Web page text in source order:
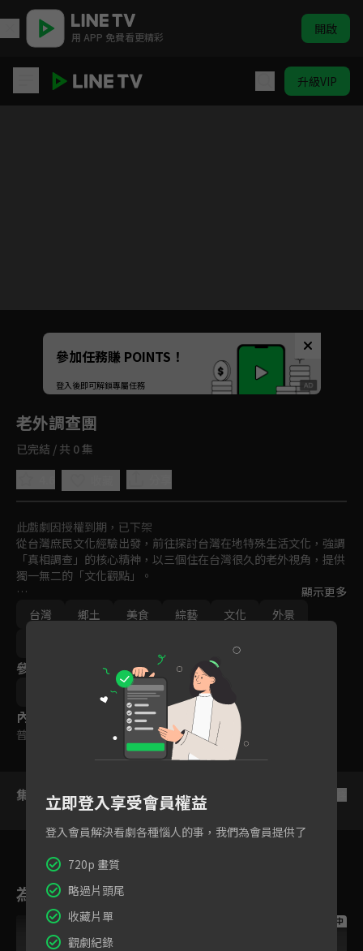
用 APP 免費看更精彩 開啟
升級VIP
Unmute
如有不便請見諒
參加任務賺 POINTS！
登入後即可解鎖專屬任務
老外調查團
已完結 / 共 0 集
此戲劇因授權到期，已下架
從台灣庶民文化經驗出發，前往探討台灣在地特殊生活文化，強調
「真相調查」的核心精神，以三個住在台灣很久的老外視角，提供
獨一無二的「文化觀點」。
每集節目開始，夢多一行人會發起探討議題進行調查，再前往現場
訪查與實際體驗，並從各國觀點詢問在地民眾、店家、專家或受訪
同時也分享自身相關的國外經驗，讓觀眾可以用更多元的方式認識
台灣在地特別的文化角落。
顯示更多
台灣
鄉土 美食 綜藝 文化
外景
參與演員
內容標籤
普遍級
集數列表
為您推薦
跟播中 跟播中
立即登入享受會員權益
登入會員解決看劇各種惱人的事，我們為會員提供了
720p 畫質
略過片頭尾
收藏片單
觀劇紀錄